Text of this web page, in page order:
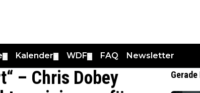
Kalender WDF FAQ Newsletter
– Chris Dobey
Gerade